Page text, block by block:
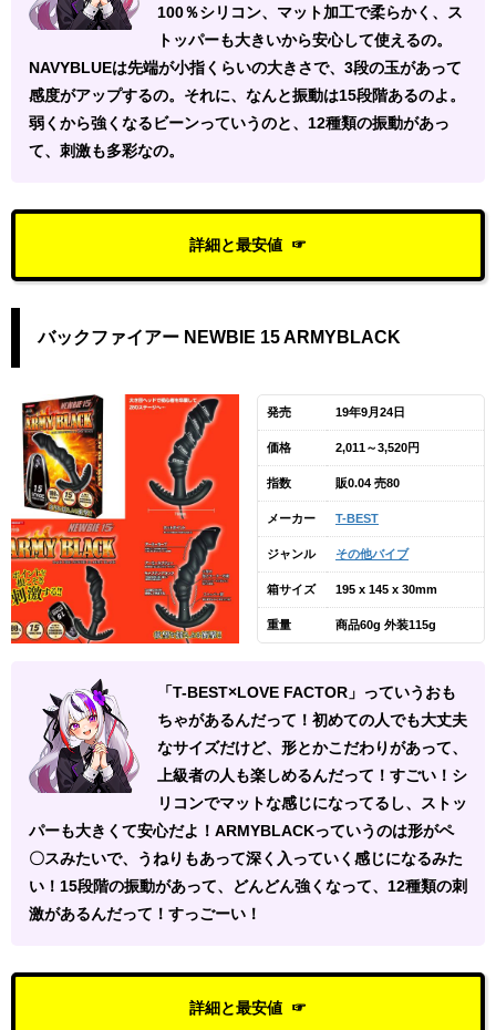
100％シリコン、マット加工で柔らかく、ス
トッパーも大きいから安心して使えるの。
NAVYBLUEは先端が小指くらいの大きさで、3段の玉があって
感度がアップするの。それに、なんと振動は15段階あるのよ。
弱くから強くなるビーンっていうのと、12種類の振動があっ
て、刺激も多彩なの。
詳細と最安値
バックファイアー NEWBIE 15 ARMYBLACK
発売 19年9月24日
価格 2,011～3,520円
指数 販0.04 売80
メーカー T-BEST
ジャンル その他バイブ
箱サイズ 195 x 145 x 30mm
重量 商品60g 外装115g
「T-BEST×LOVE FACTOR」っていうおも
ちゃがあるんだって！初めての人でも大丈夫
なサイズだけど、形とかこだわりがあって、
上級者の人も楽しめるんだって！すごい！シ
リコンでマットな感じになってるし、ストッ
パーも大きくて安心だよ！ARMYBLACKっていうのは形がペ
〇スみたいで、うねりもあって深く入っていく感じになるみた
い！15段階の振動があって、どんどん強くなって、12種類の刺
激があるんだって！すっごーい！
詳細と最安値